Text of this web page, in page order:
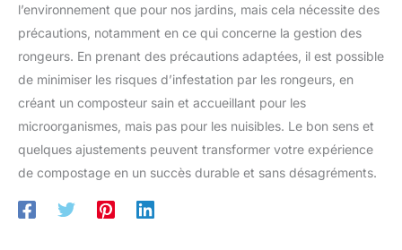
l’environnement que pour nos jardins, mais cela nécessite des
précautions, notamment en ce qui concerne la gestion des
rongeurs. En prenant des précautions adaptées, il est possible
de minimiser les risques d’infestation par les rongeurs, en
créant un composteur sain et accueillant pour les
microorganismes, mais pas pour les nuisibles. Le bon sens et
quelques ajustements peuvent transformer votre expérience
de compostage en un succès durable et sans désagréments.